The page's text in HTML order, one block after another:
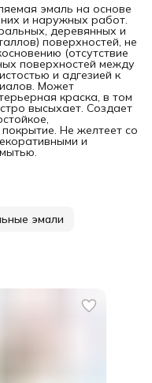
эмаль на основе
и наружных работ.
деревянных и
поверхностей, не
(отсутствие
поверхностей между
и адгезией к
Может
краска, в том
высыхает. Создает
Не желтеет со
и
эмали